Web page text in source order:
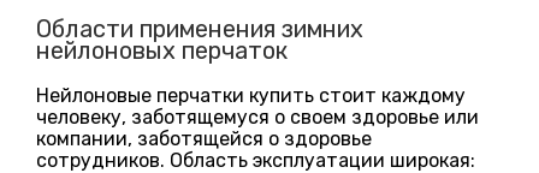
Области применения зимних
нейлоновых перчаток
Нейлоновые перчатки купить стоит каждому
человеку, заботящемуся о своем здоровье или
компании, заботящейся о здоровье
сотрудников. Область эксплуатации широкая: